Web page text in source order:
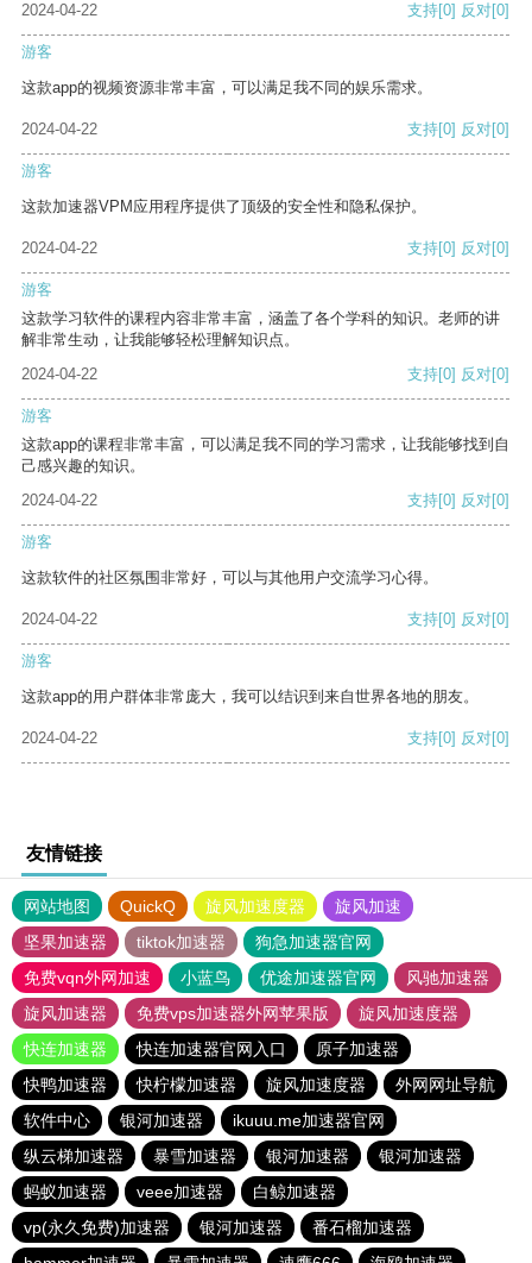
2024-04-22
支持[0] 反对[0]
游客
这款app的视频资源非常丰富，可以满足我不同的娱乐需求。
2024-04-22 支持[0] 反对[0]
游客
这款加速器VPM应用程序提供了顶级的安全性和隐私保护。
2024-04-22 支持[0] 反对[0]
游客
这款学习软件的课程内容非常丰富，涵盖了各个学科的知识。老师的讲
解非常生动，让我能够轻松理解知识点。
2024-04-22
支持[0] 反对[0]
游客
这款app的课程非常丰富，可以满足我不同的学习需求，让我能够找到自
己感兴趣的知识。
2024-04-22
支持[0] 反对[0]
游客
这款软件的社区氛围非常好，可以与其他用户交流学习心得。
2024-04-22 支持[0] 反对[0]
游客
这款app的用户群体非常庞大，我可以结识到来自世界各地的朋友。
2024-04-22 支持[0] 反对[0]
友情链接
网站地图 QuickQ 旋风加速度器
旋风加速
坚果加速器
tiktok加速器
狗急加速器官网
免费vqn外网加速
小蓝鸟 优途加速器官网
风驰加速器
旋风加速器
免费vps加速器外网苹果版
旋风加速度器
快连加速器
快连加速器官网入口
原子加速器
快鸭加速器
快柠檬加速器 旋风加速度器
外网网址导航
软件中心
银河加速器
ikuuu.me加速器官网
纵云梯加速器
暴雪加速器 银河加速器
银河加速器
蚂蚁加速器
veee加速器
白鲸加速器
vp(永久免费)加速器
银河加速器
番石榴加速器